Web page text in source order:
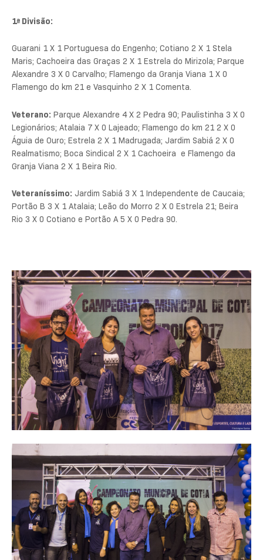
1ª Divisão:
Guarani 1 X 1 Portuguesa do Engenho; Cotiano 2 X 1 Stela
Maris; Cachoeira das Graças 2 X 1 Estrela do Mirizola; Parque
Alexandre 3 X 0 Carvalho; Flamengo da Granja Viana 1 X 0
Flamengo do km 21 e Vasquinho 2 X 1 Comenta.
Veterano: Parque Alexandre 4 X 2 Pedra 90; Paulistinha 3 X 0
Legionários; Atalaia 7 X 0 Lajeado; Flamengo do km 21 2 X 0
Águia de Ouro; Estrela 2 X 1 Madrugada; Jardim Sabiá 2 X 0
Realmatismo; Boca Sindical 2 X 1 Cachoeira e Flamengo da
Granja Viana 2 X 1 Beira Rio.
Veteraníssimo: Jardim Sabiá 3 X 1 Independente de Caucaia;
Portão B 3 X 1 Atalaia; Leão do Morro 2 X 0 Estrela 21; Beira
Rio 3 X 0 Cotiano e Portão A 5 X 0 Pedra 90.